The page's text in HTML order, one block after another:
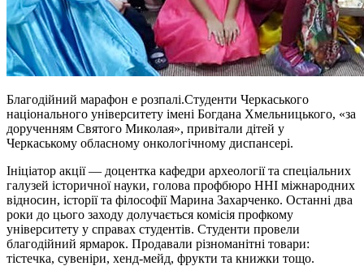
Благодійний марафон e розпалі.Студенти Черкаського
національного університету імені Богдана Хмельницького, «за
дорученням Святого Миколая», привітали дітей у
Черкаському обласному онкологічному диспансері.
Ініціатор акції — доцентка кафедри археології та спеціальних
галузей історичної науки, голова профбюро ННІ міжнародних
відносин, історії та філософії Марина Захарченко. Останні два
роки до цього заходу долучається комісія профкому
університету у справах студентів. Студенти провели
благодійний ярмарок. Продавали різноманітні товари:
тістечка, сувеніри, хенд-мейд, фрукти та книжки тощо.